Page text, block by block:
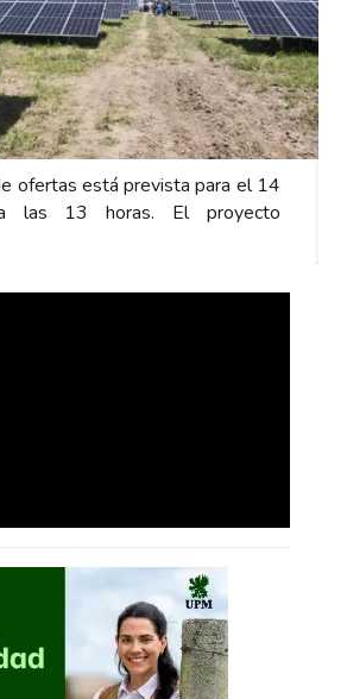
ofertas está prevista para el 14
las 13 horas. El proyecto